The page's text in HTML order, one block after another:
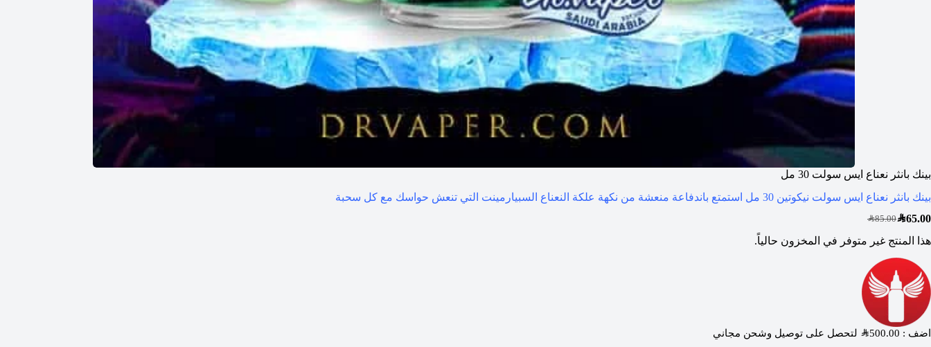
بينك بانثر نعناع ايس سولت 30 مل
بينك بانثر نعناع ايس سولت نيكوتين 30 مل استمتع باندفاعة منعشة من نكهة علكة النعناع السبيارمينت التي تنعش حواسك مع كل سحبة
SAR85.00SAR65.00
هذا المنتج غير متوفر في المخزون حالياً.
اضف : SAR500.00 لتحصل على توصيل وشحن مجاني